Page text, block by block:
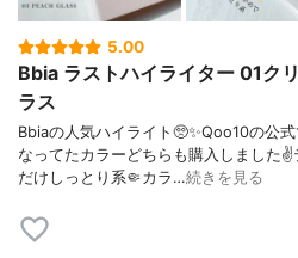
5.00
Bbia ラストハイライター 01ク
ラス
Bbiaの人気ハイライト🥺✨Qoo10の公
なってたカラーどちらも購入しました
だけしっとり系🤏カラ…続きを見る